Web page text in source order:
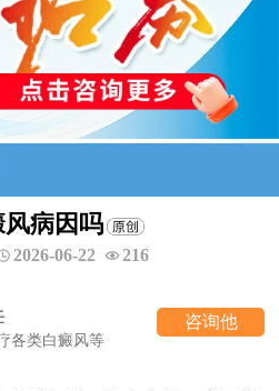
病因吗
2026-06-22 216
各类白癜风等
咨询他